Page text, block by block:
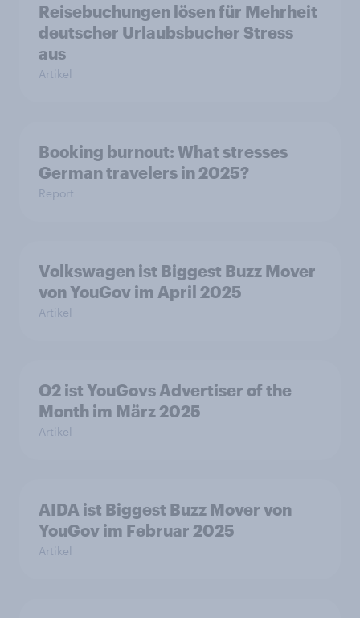
Reisebuchungen lösen für Mehrheit
deutscher Urlaubsbucher Stress
aus
Artikel
Booking burnout: What stresses
German travelers in 2025?
Report
Volkswagen ist Biggest Buzz Mover
von YouGov im April 2025
Artikel
O2 ist YouGovs Advertiser of the
Month im März 2025
Artikel
AIDA ist Biggest Buzz Mover von
YouGov im Februar 2025
Artikel